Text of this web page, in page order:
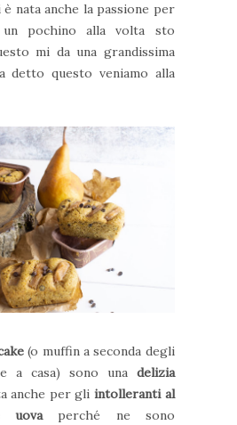
nata anche la passione per
pochino alla volta sto
mi da una grandissima
detto questo veniamo alla
(o muffin a seconda degli
a casa) sono una delizia
anche per gliintolleranti al
uovaperché ne sono